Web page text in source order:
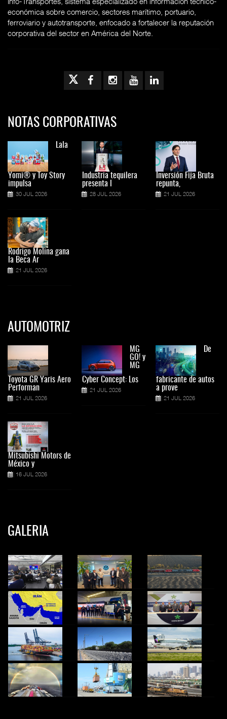
económica sobre comercio, sectores marítimo, portuario,
ferroviario y autotransporte, enfocado a fortalecer la reputación
corporativa del sector en América del Norte.
NOTAS CORPORATIVAS
Lala
Yomi® y Toy Story
impulsa
30 JUL 2026
Rodrigo Molina gana
la Beca Ar
21 JUL 2026
Industria tequilera
presenta l
28 JUL 2026
Inversión Fija Bruta
repunta,
21 JUL 2026
AUTOMOTRIZ
Toyota GR Yaris Aero
Performan
21 JUL 2026
Mitsubishi Motors de
México y
16 JUL 2026
MG
GO! y
MG
Cyber Concept: Los
21 JUL 2026
De
fabricante de autos
a prove
21 JUL 2026
GALERIA